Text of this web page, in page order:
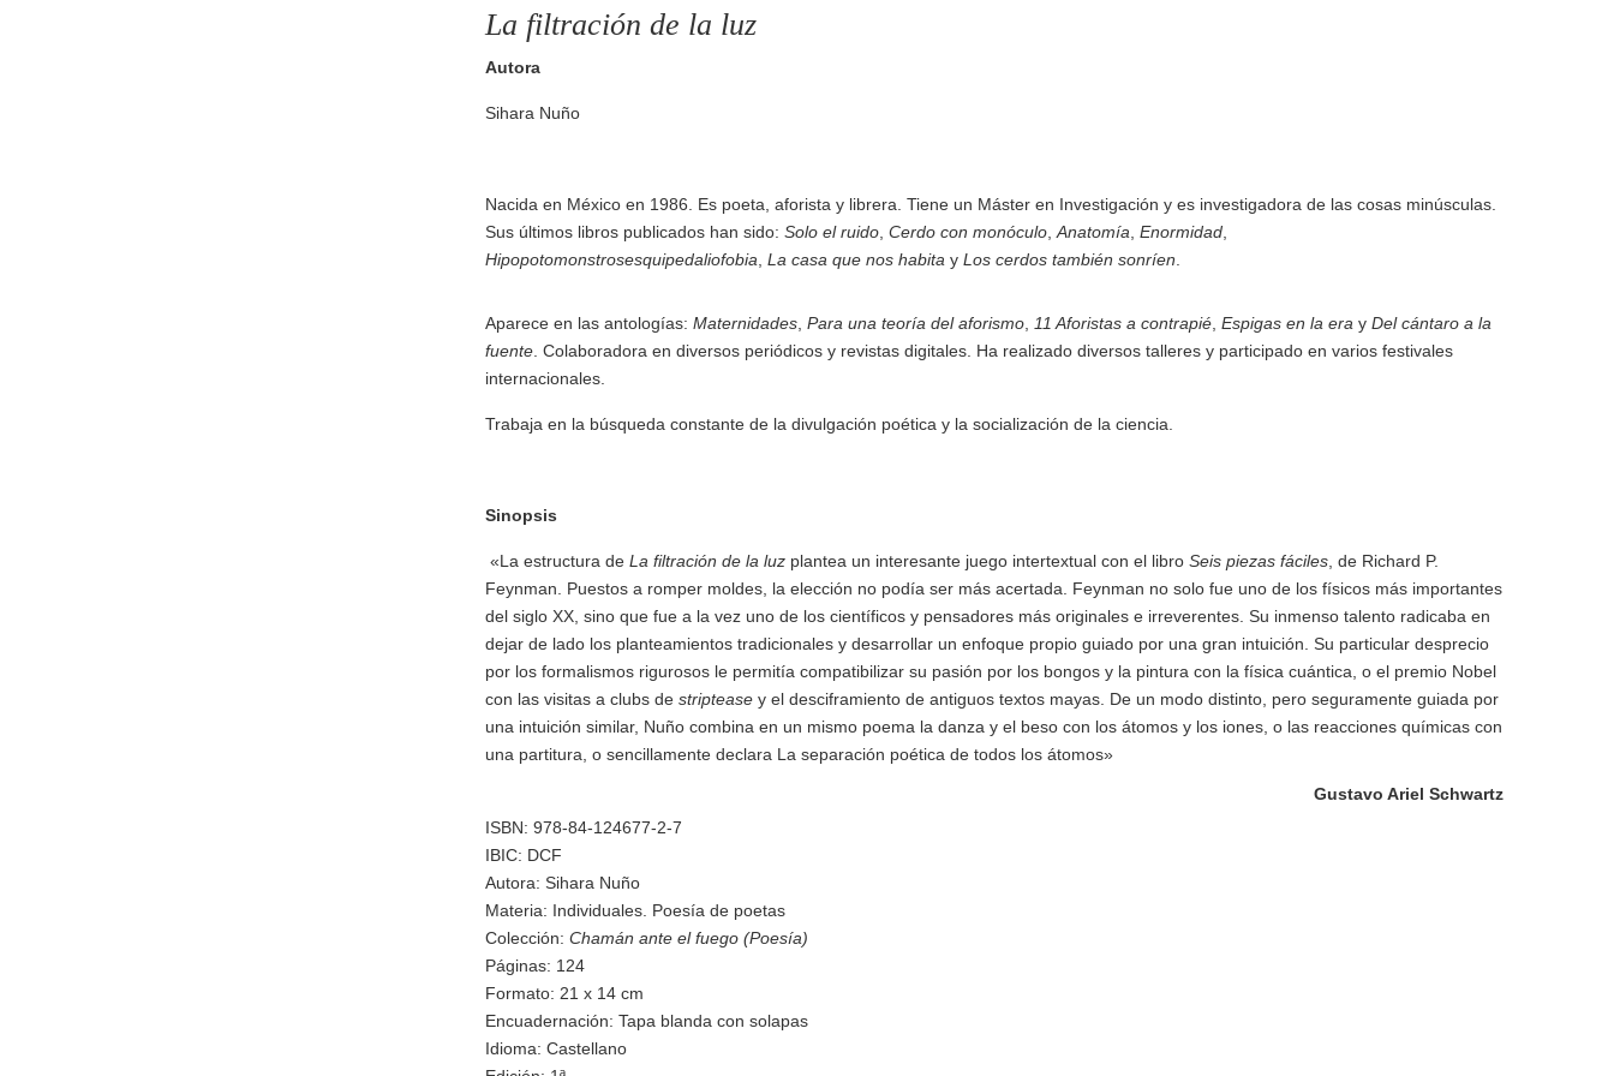
La filtración de la luz
Autora
Sihara Nuño
Nacida en México en 1986. Es poeta, aforista y librera. Tiene un Máster en Investigación y es investigadora de las cosas minúsculas.
Sus últimos libros publicados han sido: Solo el ruido Cerdo con monóculo Anatomía Enormidad
Hipopotomonstrosesquipedaliofobia La casa que nos habita y Los cerdos también sonríen
Aparece en las antologías: Maternidades Para una teoría del aforismo 11 Aforistas a contrapié Espigas en la era y Del cántaro a la
fuente . Colaboradora en diversos periódicos y revistas digitales. Ha realizado diversos talleres y participado en varios festivales
internacionales.
Trabaja en la búsqueda constante de la divulgación poética y la socialización de la ciencia.
Sinopsis
«La estructura de La filtración de la luz plantea un interesante juego intertextual con el libro Seis piezas fáciles , de Richard P.
Feynman. Puestos a romper moldes, la elección no podía ser más acertada. Feynman no solo fue uno de los físicos más importantes
del siglo XX, sino que fue a la vez uno de los científicos y pensadores más originales e irreverentes. Su inmenso talento radicaba en
dejar de lado los planteamientos tradicionales y desarrollar un enfoque propio guiado por una gran intuición. Su particular desprecio
por los formalismos rigurosos le permitía compatibilizar su pasión por los bongos y la pintura con la física cuántica, o el premio Nobel
con las visitas a clubs de striptease y el desciframiento de antiguos textos mayas. De un modo distinto, pero seguramente guiada por
una intuición similar, Nuño combina en un mismo poema la danza y el beso con los átomos y los iones, o las reacciones químicas con
una partitura, o sencillamente declara La separación poética de todos los átomos»
Gustavo Ariel Schwartz
ISBN: 978-84-124677-2-7
IBIC: DCF
Autora: Sihara Nuño
Materia: Individuales. Poesía de poetas
Colección: Chamán ante el fuego (Poesía)
Páginas: 124
Formato: 21 x 14 cm
Encuadernación: Tapa blanda con solapas
Idioma: Castellano